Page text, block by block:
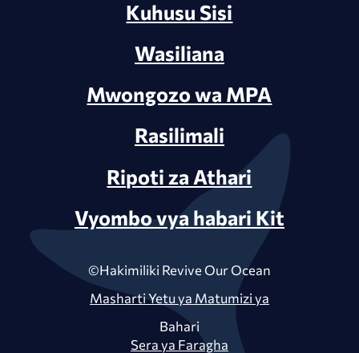
Kuhusu Sisi
Wasiliana
Mwongozo wa MPA
Rasilimali
Ripoti za Athari
Vyombo vya habari Kit
©Hakimiliki Revive Our Ocean
Masharti Yetu ya Matumizi ya
Bahari
Sera ya Faragha